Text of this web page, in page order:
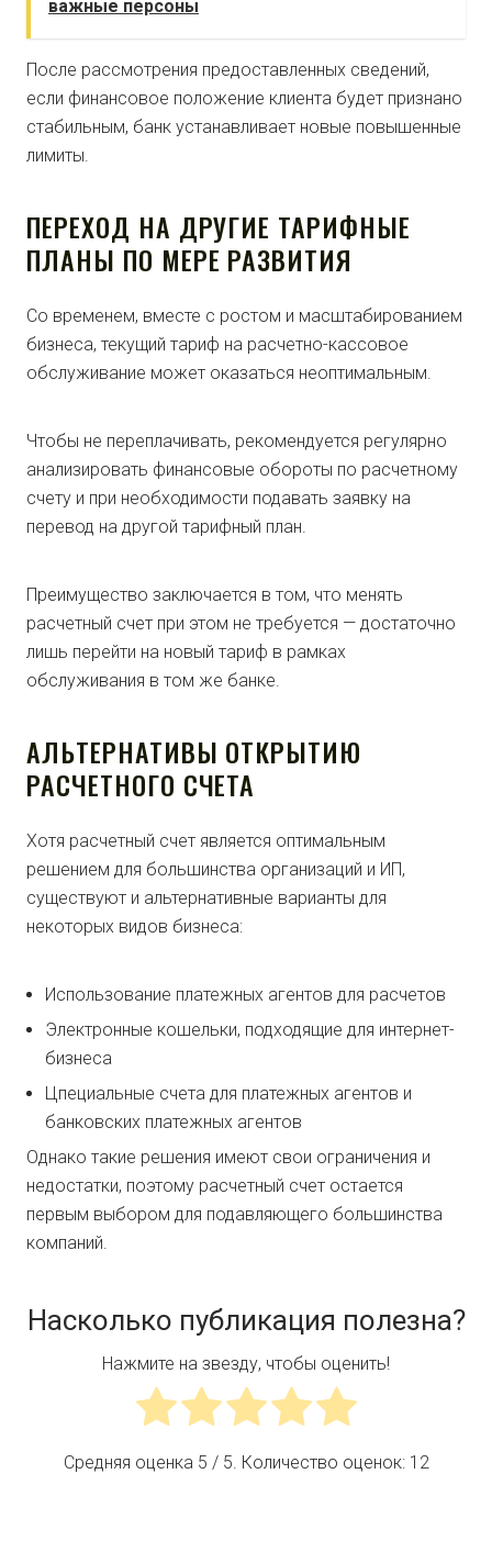
важные персоны
После рассмотрения предоставленных сведений,
если финансовое положение клиента будет признано
стабильным, банк устанавливает новые повышенные
лимиты.
ПЕРЕХОД НА ДРУГИЕ ТАРИФНЫЕ
ПЛАНЫ ПО МЕРЕ РАЗВИТИЯ
Со временем, вместе с ростом и масштабированием
бизнеса, текущий тариф на расчетно-кассовое
обслуживание может оказаться неоптимальным.
Чтобы не переплачивать, рекомендуется регулярно
анализировать финансовые обороты по расчетному
счету и при необходимости подавать заявку на
перевод на другой тарифный план.
Преимущество заключается в том, что менять
расчетный счет при этом не требуется — достаточно
лишь перейти на новый тариф в рамках
обслуживания в том же банке.
АЛЬТЕРНАТИВЫ ОТКРЫТИЮ
РАСЧЕТНОГО СЧЕТА
Хотя расчетный счет является оптимальным
решением для большинства организаций и ИП,
существуют и альтернативные варианты для
некоторых видов бизнеса:
Использование платежных агентов для расчетов
Электронные кошельки, подходящие для интернет-
бизнеса
Цпециальные счета для платежных агентов и
банковских платежных агентов
Однако такие решения имеют свои ограничения и
недостатки, поэтому расчетный счет остается
первым выбором для подавляющего большинства
компаний.
Насколько публикация полезна?
Нажмите на звезду, чтобы оценить!
Средняя оценка 5 / 5. Количество оценок: 12